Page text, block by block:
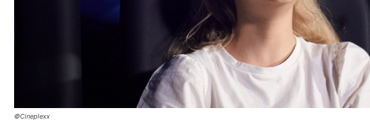
©Cineplexx